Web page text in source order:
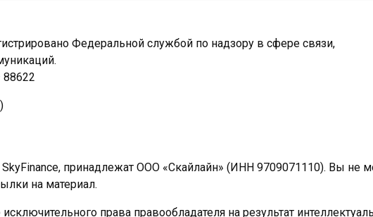
Федеральной службой по надзору в сфере связи,
принадлежат ООО «Скайлайн» (ИНН 9709071110). Вы не
на материал.
права правообладателя на результат